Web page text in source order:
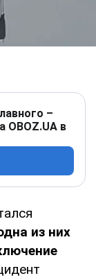
–
OBOZ.UA в
из них